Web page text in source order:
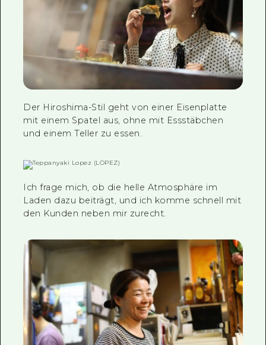
Der Hiroshima-Stil geht von einer Eisenplatte
mit einem Spatel aus, ohne mit Essstäbchen
und einem Teller zu essen.
Ich frage mich, ob die helle Atmosphäre im
Laden dazu beiträgt, und ich komme schnell mit
den Kunden neben mir zurecht.